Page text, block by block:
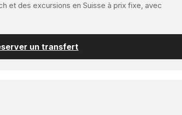
et des excursions en Suisse à prix fixe, avec
un transfert